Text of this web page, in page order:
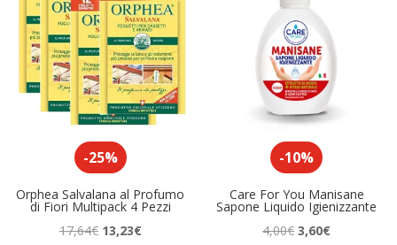
-25%
Orphea Salvalana al Profumo
di Fiori Multipack 4 Pezzi
17,64€ Il
13,23€Il
-10%
Care For You Manisane
Sapone Liquido Igienizzante
4,00€ Il
3,60€Il